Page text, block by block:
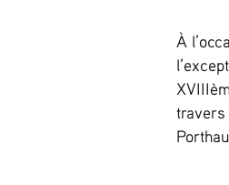
À
travers